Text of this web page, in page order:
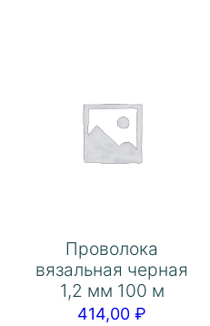
Проволока
вязальная черная
1,2 мм 100 м
414,00₽